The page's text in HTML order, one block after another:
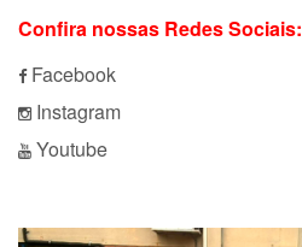
Confira nossas Redes Sociais:
Facebook
Instagram
Youtube